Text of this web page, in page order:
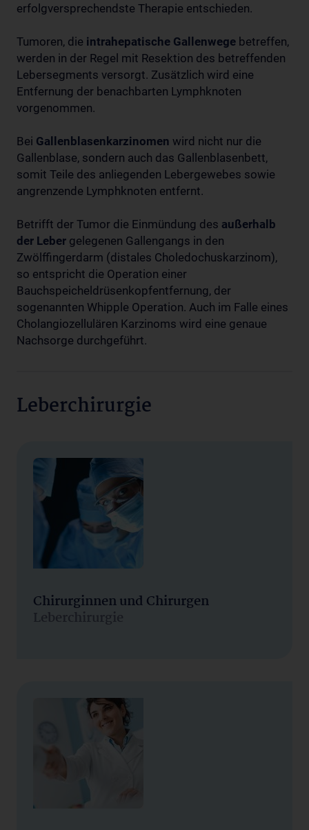
erfolgversprechendste Therapie entschieden.
Tumoren, die intrahepatische Gallenwege betreffen,
werden in der Regel mit Resektion des betreffenden
Lebersegments versorgt. Zusätzlich wird eine
Entfernung der benachbarten Lymphknoten
vorgenommen.
Bei Gallenblasenkarzinomen wird nicht nur die
Gallenblase, sondern auch das Gallenblasenbett,
somit Teile des anliegenden Lebergewebes sowie
angrenzende Lymphknoten entfernt.
Betrifft der Tumor die Einmündung des außerhalb
der Leber gelegenen Gallengangs in den
Zwölffingerdarm (distales Choledochuskarzinom),
so entspricht die Operation einer
Bauchspeicheldrüsenkopfentfernung, der
sogenannten Whipple Operation. Auch im Falle eines
Cholangiozellulären Karzinoms wird eine genaue
Nachsorge durchgeführt.
Leberchirurgie
Chirurginnen und Chirurgen
Leberchirurgie